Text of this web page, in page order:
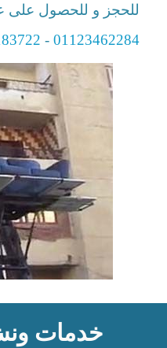
للحجز و للحصول على
01123462284
-
خدمات